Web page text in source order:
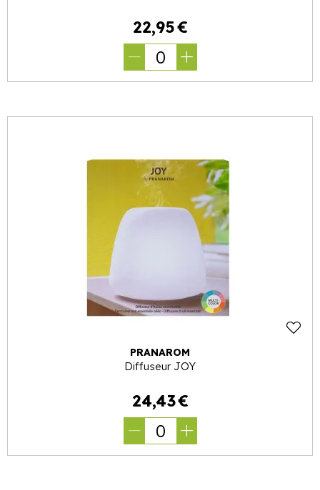
22,95€
0
PRANAROM
Diffuseur JOY
24,43€
0